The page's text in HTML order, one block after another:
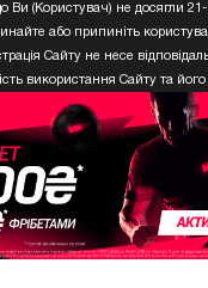
Ви (Користувач) не досягли 21-
або припиніть
Сайту не несе
використання Сайту та його
який не досяг 21-
Images, що розміщені на
третіми особами без
ТОВ «ГЛОБАЛ ІМІДЖЕС